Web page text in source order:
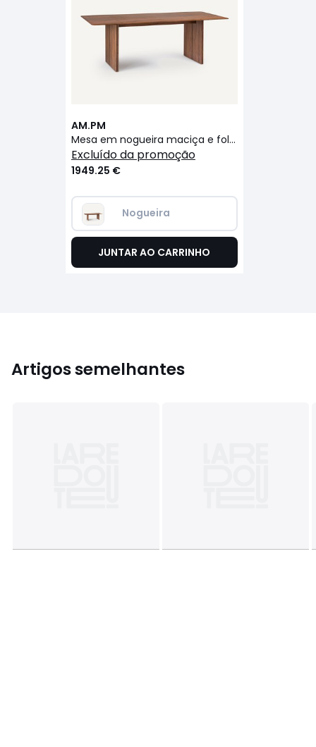
AM.PM
Mesa em nogueira maciça e folheada, comp. 220 cm, Minela
excluído da promoção
1949.25 €
Nogueira
JUNTAR AO CARRINHO
Artigos semelhantes